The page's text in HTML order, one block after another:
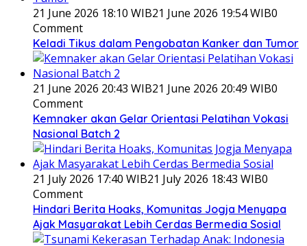
21 June 2026 18:10 WIB21 June 2026 19:54 WIB0
Comment
Keladi Tikus dalam Pengobatan Kanker dan Tumor
21 June 2026 20:43 WIB21 June 2026 20:49 WIB0
Comment
Kemnaker akan Gelar Orientasi Pelatihan Vokasi
Nasional Batch 2
21 July 2026 17:40 WIB21 July 2026 18:43 WIB0
Comment
Hindari Berita Hoaks, Komunitas Jogja Menyapa
Ajak Masyarakat Lebih Cerdas Bermedia Sosial